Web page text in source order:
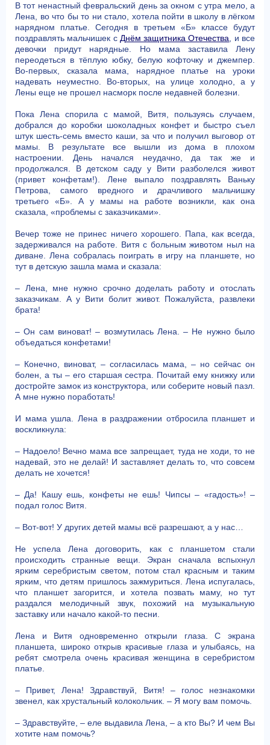
В тот ненастный февральский день за окном с утра мело, а
Лена, во что бы то ни стало, хотела пойти в школу в лёгком
нарядном платье. Сегодня в третьем «Б» классе будут
поздравлять мальчишек с Днём защитника Отечества, и все
девочки придут нарядные. Но мама заставила Лену
переодеться в тёплую юбку, белую кофточку и джемпер.
Во-первых, сказала мама, нарядное платье на уроки
надевать неуместно. Во-вторых, на улице холодно, а у
Лены еще не прошел насморк после недавней болезни.
Пока Лена спорила с мамой, Витя, пользуясь случаем,
добрался до коробки шоколадных конфет и быстро съел
штук шесть-семь вместо каши, за что и получил выговор от
мамы. В результате все вышли из дома в плохом
настроении. День начался неудачно, да так же и
продолжался. В детском саду у Вити разболелся живот
(привет конфетам!). Лене выпало поздравлять Ваньку
Петрова, самого вредного и драчливого мальчишку
третьего «Б». А у мамы на работе возникли, как она
сказала, «проблемы с заказчиками».
Вечер тоже не принес ничего хорошего. Папа, как всегда,
задерживался на работе. Витя с больным животом ныл на
диване. Лена собралась поиграть в игру на планшете, но
тут в детскую зашла мама и сказала:
– Лена, мне нужно срочно доделать работу и отослать
заказчикам. А у Вити болит живот. Пожалуйста, развлеки
брата!
– Он сам виноват! – возмутилась Лена. – Не нужно было
объедаться конфетами!
– Конечно, виноват, – согласилась мама, – но сейчас он
болен, а ты – его старшая сестра. Почитай ему книжку или
достройте замок из конструктора, или соберите новый пазл.
А мне нужно поработать!
И мама ушла. Лена в раздражении отбросила планшет и
воскликнула:
– Надоело! Вечно мама все запрещает, туда не ходи, то не
надевай, это не делай! И заставляет делать то, что совсем
делать не хочется!
– Да! Кашу ешь, конфеты не ешь! Чипсы – «гадость»! –
подал голос Витя.
– Вот-вот! У других детей мамы всё разрешают, а у нас…
Не успела Лена договорить, как с планшетом стали
происходить странные вещи. Экран сначала вспыхнул
ярким серебристым светом, потом стал красным и таким
ярким, что детям пришлось зажмуриться. Лена испугалась,
что планшет загорится, и хотела позвать маму, но тут
раздался мелодичный звук, похожий на музыкальную
заставку или начало какой-то песни.
Лена и Витя одновременно открыли глаза. С экрана
планшета, широко открыв красивые глаза и улыбаясь, на
ребят смотрела очень красивая женщина в серебристом
платье.
– Привет, Лена! Здравствуй, Витя! – голос незнакомки
звенел, как хрустальный колокольчик. – Я могу вам помочь.
– Здравствуйте, – еле выдавила Лена, – а кто Вы? И чем Вы
хотите нам помочь?